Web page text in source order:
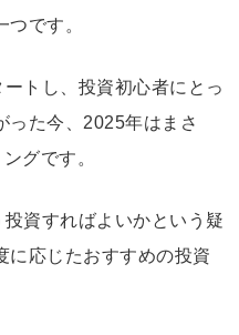
です。
トし、投資初心者にとっ
った今、2025年はまさ
グです。
資すればよいかという疑
に応じたおすすめの投資